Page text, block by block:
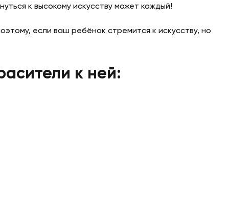
к высокому искусству может каждый!
если ваш ребёнок стремится к искусству, но
к ней: